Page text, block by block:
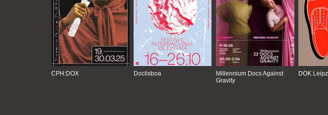
CPH:DOX Doclisboa
Millennium Docs Against
Gravity
DOK